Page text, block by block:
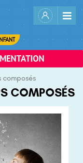
composés
COMPOSÉS